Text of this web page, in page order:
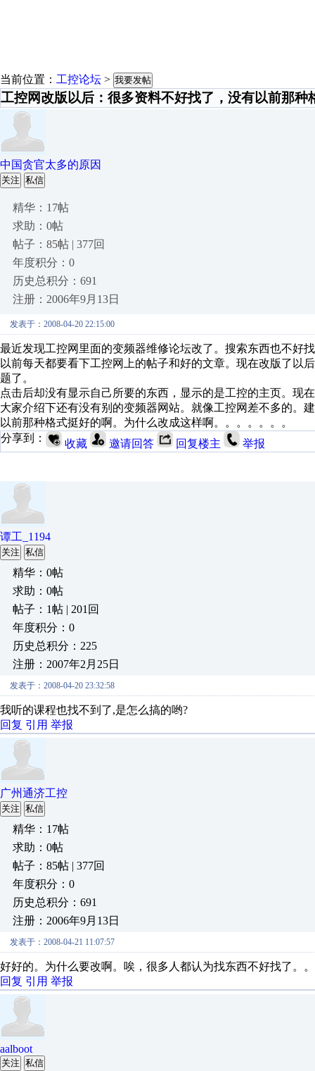
当前位置： 工控论坛 > 我要发帖
工控网改版以后：很多资料不好找了，没有以前那种
中国贪官太多的原因
关注 私信
精华：17帖
求助：0帖
帖子：85帖 | 377回
年度积分：0
历史总积分：691
注册：2006年9月13日
发表于：2008-04-20 22:15:00
最近发现工控网里面的变频器维修论坛改了。搜索东西也不好
以前每天都要看下工控网上的帖子和好的文章。现在改版了以
题了。
点击后却没有显示自己所要的东西，显示的是工控的主页。现
大家介绍下还有没有别的变频器网站。就像工控网差不多的。
以前那种格式挺好的啊。为什么改成这样啊。。。。。。。
分享到：
收藏 邀请回答 回复楼主 举报
谭工_1194
关注 私信
精华：0帖
求助：0帖
帖子：1帖 | 201回
年度积分：0
历史总积分：225
注册：2007年2月25日
发表于：2008-04-20 23:32:58
我听的课程也找不到了,是怎么搞的哟?
回复 引用 举报
广州通济工控
关注 私信
精华：17帖
求助：0帖
帖子：85帖 | 377回
年度积分：0
历史总积分：691
注册：2006年9月13日
发表于：2008-04-21 11:07:57
好好的。为什么要改啊。唉，很多人都认为找东西不好找了。
回复 引用 举报
aalboot
关注 私信